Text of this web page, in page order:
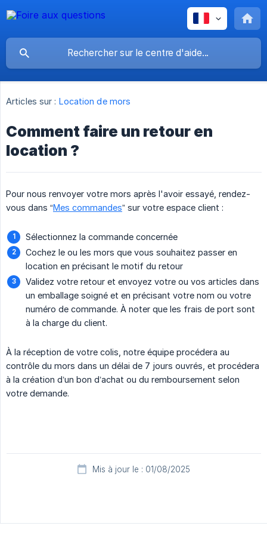
Articles sur : Location de mors
Comment faire un retour en
location ?
Pour nous renvoyer votre mors après l'avoir essayé, rendez-
vous dans “Mes commandes” sur votre espace client :
Sélectionnez la commande concernée
Cochez le ou les mors que vous souhaitez passer en
location en précisant le motif du retour
Validez votre retour et envoyez votre ou vos articles dans
un emballage soigné et en précisant votre nom ou votre
numéro de commande. À noter que les frais de port sont
à la charge du client.
À la réception de votre colis, notre équipe procédera au
contrôle du mors dans un délai de 7 jours ouvrés, et procédera
à la création d’un bon d’achat ou du remboursement selon
votre demande.
Mis à jour le : 01/08/2025